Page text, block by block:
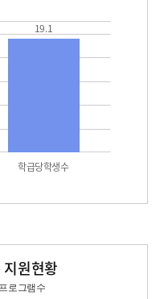
학급당학생수
19.1
원현황